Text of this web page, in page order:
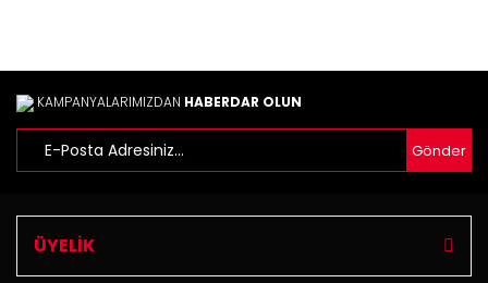
KAMPANYALARIMIZDAN HABERDAR OLUN
Gönder
ÜYELİK